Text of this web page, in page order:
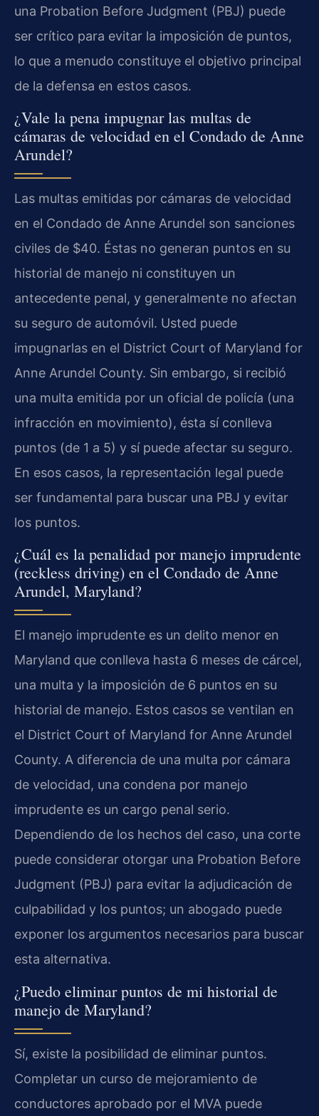
una Probation Before Judgment (PBJ) puede
ser crítico para evitar la imposición de puntos,
lo que a menudo constituye el objetivo principal
de la defensa en estos casos.
¿Vale la pena impugnar las multas de
cámaras de velocidad en el Condado de Anne
Arundel?
Las multas emitidas por cámaras de velocidad
en el Condado de Anne Arundel son sanciones
civiles de $40. Éstas no generan puntos en su
historial de manejo ni constituyen un
antecedente penal, y generalmente no afectan
su seguro de automóvil. Usted puede
impugnarlas en el District Court of Maryland for
Anne Arundel County. Sin embargo, si recibió
una multa emitida por un oficial de policía (una
infracción en movimiento), ésta sí conlleva
puntos (de 1 a 5) y sí puede afectar su seguro.
En esos casos, la representación legal puede
ser fundamental para buscar una PBJ y evitar
los puntos.
¿Cuál es la penalidad por manejo imprudente
(reckless driving) en el Condado de Anne
Arundel, Maryland?
El manejo imprudente es un delito menor en
Maryland que conlleva hasta 6 meses de cárcel,
una multa y la imposición de 6 puntos en su
historial de manejo. Estos casos se ventilan en
el District Court of Maryland for Anne Arundel
County. A diferencia de una multa por cámara
de velocidad, una condena por manejo
imprudente es un cargo penal serio.
Dependiendo de los hechos del caso, una corte
puede considerar otorgar una Probation Before
Judgment (PBJ) para evitar la adjudicación de
culpabilidad y los puntos; un abogado puede
exponer los argumentos necesarios para buscar
esta alternativa.
¿Puedo eliminar puntos de mi historial de
manejo de Maryland?
Sí, existe la posibilidad de eliminar puntos.
Completar un curso de mejoramiento de
conductores aprobado por el MVA puede